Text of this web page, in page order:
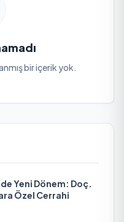
bir içerik yok.
Yeni Dönem: Doç.
Özel Cerrahi